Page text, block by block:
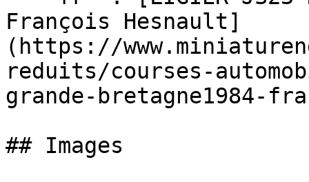
François Hesnault]
(https://
reduits/courses-
grande-bretagne1984-
## Images